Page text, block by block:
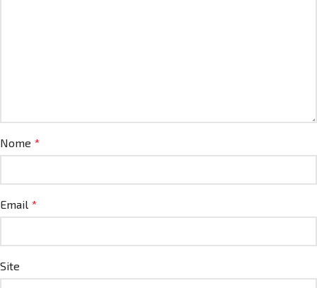
Nome *
Email *
Site